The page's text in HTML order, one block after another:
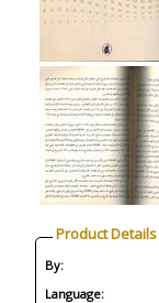
Product Details
By:
Language: